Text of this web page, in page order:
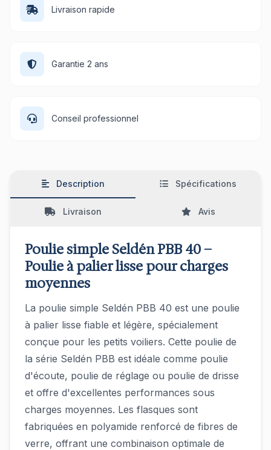
Livraison rapide
Garantie 2 ans
Conseil professionnel
Description Spécifications
Livraison Avis
Poulie simple Seldén PBB 40 –
Poulie à palier lisse pour charges
moyennes
La poulie simple Seldén PBB 40 est une poulie
à palier lisse fiable et légère, spécialement
conçue pour les petits voiliers. Cette poulie de
la série Seldén PBB est idéale comme poulie
d'écoute, poulie de réglage ou poulie de drisse
et offre d'excellentes performances sous
charges moyennes. Les flasques sont
fabriquées en polyamide renforcé de fibres de
verre, offrant une combinaison optimale de